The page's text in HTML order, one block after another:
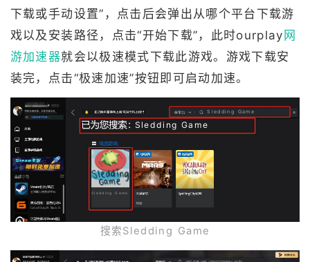
下载或手动设置”，点击后会弹出从哪个平台下载游
戏以及安装路径，点击“开始下载”，此时ourplay 网
游加速器就会以极速模式下载此游戏。游戏下载安
装完，点击“极速加速”按钮即可启动加速。
Sledding Game
Sledding Game
Sledding Game
搜索Sledding Game